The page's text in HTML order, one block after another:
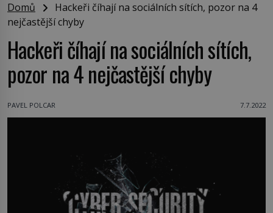
Domů
Hackeři číhají na sociálních sítích, pozor na 4
nejčastější chyby
Hackeři číhají na sociálních sítích,
pozor na 4 nejčastější chyby
PAVEL POLCAR 7.7.2022